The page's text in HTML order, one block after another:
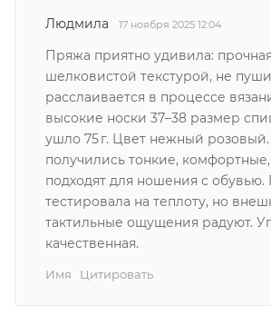
Людмила 17 ноября 2025 12:04
Пряжа приятно удивила:
шелковистой текстурой, не
расслаивается в процессе
высокие носки 37–38 размер
ушло 75 г. Цвет нежный
получились тонкие,
подходят для ношения с обувью.
тестировала на теплоту, но
тактильные ощущения радуют.
качественная.
Имя Цитировать